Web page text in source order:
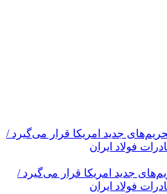
جدید امریکا قرار می‌گیرد /
فولاد ایران